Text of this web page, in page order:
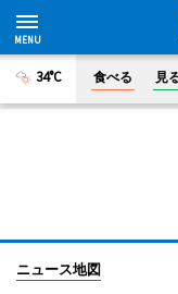
34°C 食べる 見
ニュース地図